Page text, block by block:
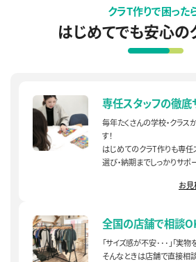
クラT作りで困ったら
はじめてでも安心の
専任スタッフの徹底
毎年たくさんの学校・クラ
す！
はじめてのクラT作りも専任
選び・納期までしっかりサポ
お見
全国の店舗で相談
「サイズ感が不安･･･」「実物
そんなときは店舗で直接相